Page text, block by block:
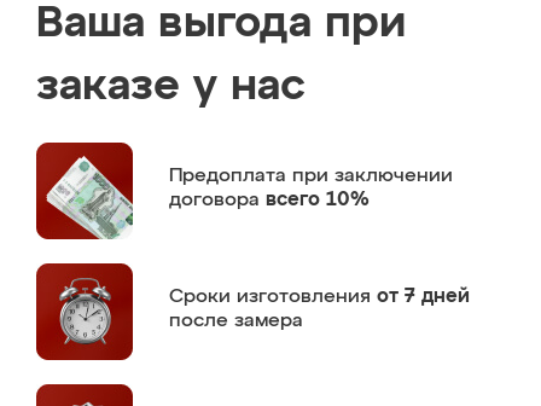
Ваша выгода при
заказе у нас
Предоплата при заключении
договора всего 10%
Сроки изготовления от 7 дней
после замера